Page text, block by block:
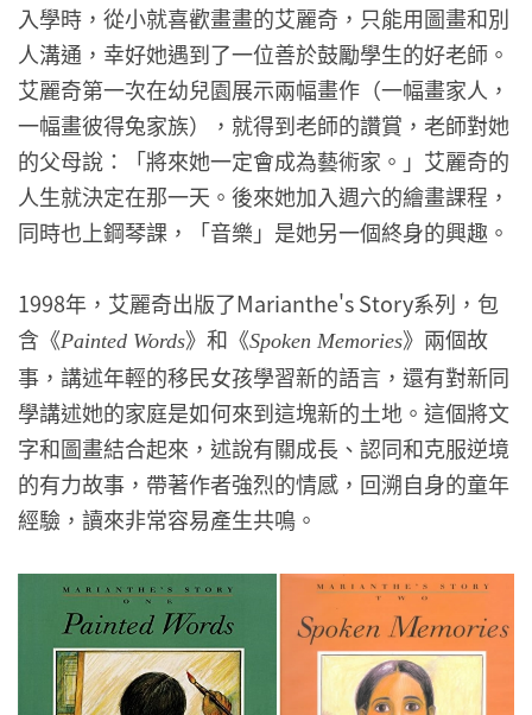
入學時，從小就喜歡畫畫的艾麗奇，只能用圖畫和別
人溝通，幸好她遇到了一位善於鼓勵學生的好老師。
艾麗奇第一次在幼兒園展示兩幅畫作（一幅畫家人，
一幅畫彼得兔家族），就得到老師的讚賞，老師對她
的父母說：「將來她一定會成為藝術家。」艾麗奇的
人生就決定在那一天。後來她加入週六的繪畫課程，
同時也上鋼琴課，「音樂」是她另一個終身的興趣。
1998年，艾麗奇出版了Marianthe's Story系列，包
含《Painted Words》和《Spoken Memories》兩個故
事，講述年輕的移民女孩學習新的語言，還有對新同
學講述她的家庭是如何來到這塊新的土地。這個將文
字和圖畫結合起來，述說有關成長、認同和克服逆境
的有力故事，帶著作者強烈的情感，回溯自身的童年
經驗，讀來非常容易產生共鳴。